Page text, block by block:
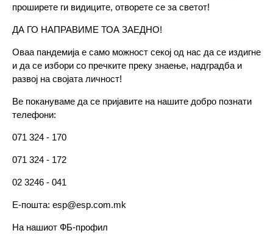
проширете ги видиците, отворете се за светот!
ДА ГО НАПРАВИМЕ ТОА ЗАЕДНО!
Оваа пандемија е само можност секој од нас да се издигне
и да се избори со пречките преку знаење, надградба и
развој на својата личност!
Ве покануваме да се пријавите на нашите добро познати
телефони:
071 324 - 170
071 324 - 172
02 3246 - 041
Е-пошта: esp@esp.com.mk
На нашиот ФБ-профил